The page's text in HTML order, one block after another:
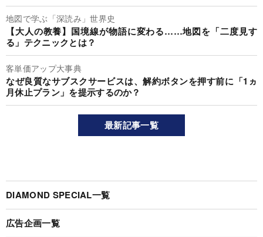
地図で学ぶ「深読み」世界史
【大人の教養】国境線が物語に変わる……地図を「二度見す
る」テクニックとは？
客単価アップ大事典
なぜ良質なサブスクサービスは、解約ボタンを押す前に「1ヵ
月休止プラン」を提示するのか？
最新記事一覧
DIAMOND SPECIAL一覧
広告企画一覧